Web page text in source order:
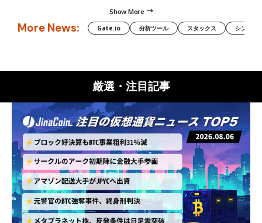
Show More
More News: Gate.io 分析ツール スタックス シンボル
厳選・注目記事